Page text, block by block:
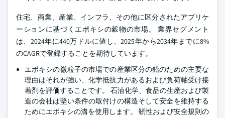
住宅、商業、産業、インフラ、その他に区分されたアプリケ
ーションに基づくエポキシの穀物の市場。 業界セグメント
は、2024年に440万ドルに値し、2025年から2034年までに8%
のCAGRで登録することを期待しています。
エポキシの微粒子の市場での産業区分の鉛のための主要な
理由はそれが強い、化学抵抗力があるおよび負荷軸受け接
着剤を評価することです。 石油化学、食品の生産および製
造の会社は堅い条件の取付けの構造そして安全を維持する
ためにエポキシの溝を使用します。 靭性および安全規則の